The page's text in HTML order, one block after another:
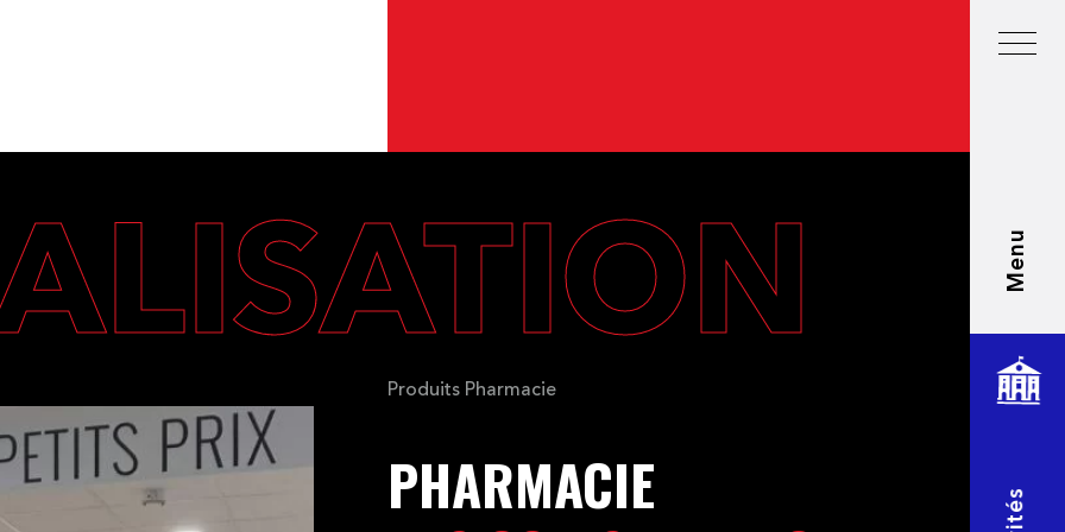
Menu
Produits Pharmacie
PHARMACIE